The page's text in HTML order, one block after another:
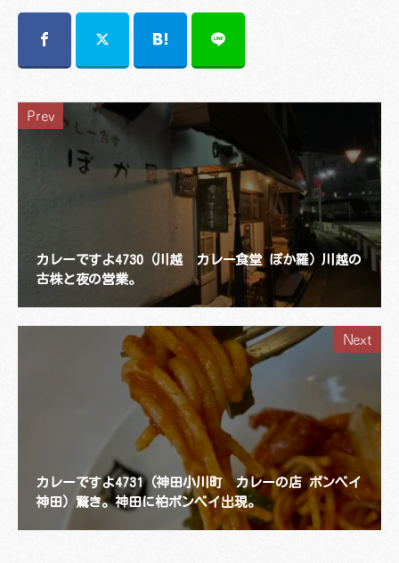
Prev
カレーですよ4730（川越 カレー食堂 ぽか羅）川越の
古株と夜の営業。
Next
カレーですよ4731（神田小川町 カレーの店 ボンベイ
神田）驚き。神田に柏ボンベイ出現。